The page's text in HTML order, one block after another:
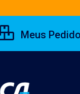
Meus